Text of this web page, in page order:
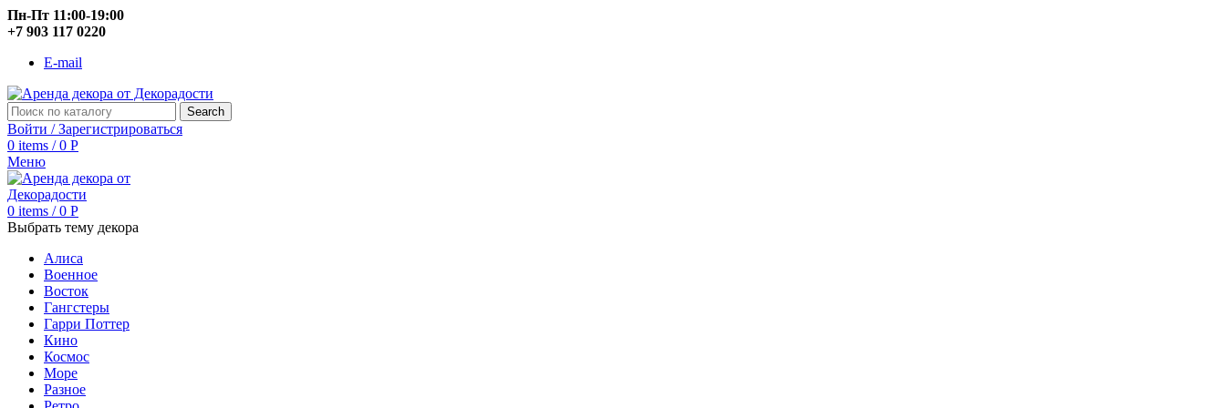
Пн-Пт 11:00-19:00
+7 903 117 0220
E-mail
Search
Войти / Зарегистрироваться
0 items / 0 Р
Меню
0 items / 0 Р
Выбрать тему декора
Алиса
Военное
Восток
Гангстеры
Гарри Поттер
Кино
Космос
Море
Разное